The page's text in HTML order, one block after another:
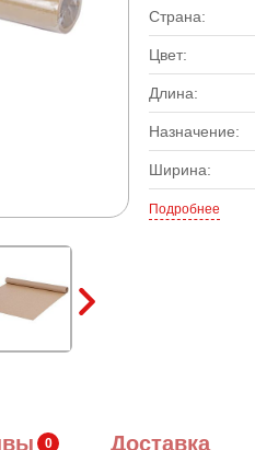
Страна:
Цвет:
Длина:
Назначение:
Ширина:
Подробнее
Доставка